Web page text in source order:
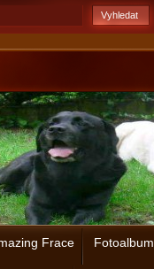
Frace Fotoalbum